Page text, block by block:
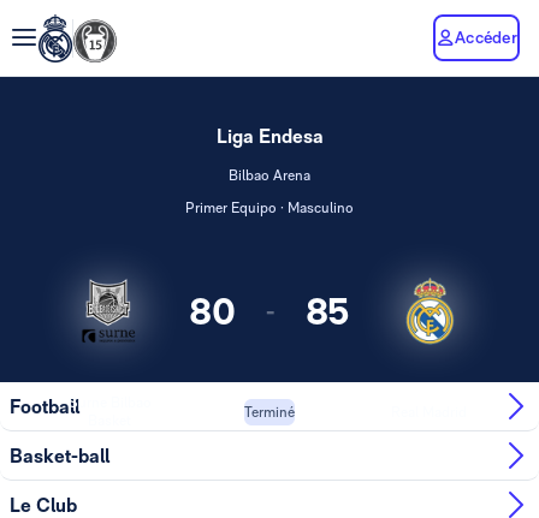
Accéder
Liga Endesa
Bilbao Arena
Primer Equipo · Masculino
80 - 85
Surne Bilbao
Terminé
Football
Basket-ball
Le Club